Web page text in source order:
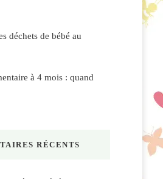
déchets de bébé au
à 4 mois : quand
RÉCENTS